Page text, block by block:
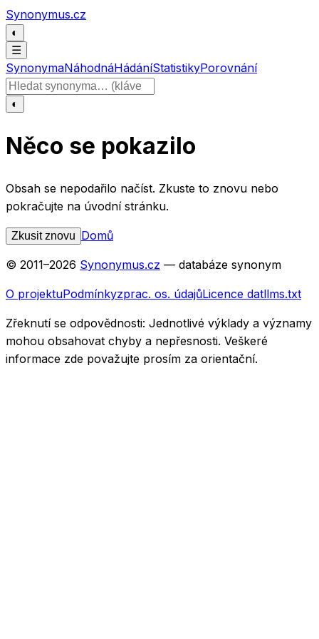
Přeskočit na obsah
Synonymus.cz
◐
☰
SynonymaNáhodnáHádáníStatistikyPorovnání
Hledat slovo
◐
Něco se pokazilo
Obsah se nepodařilo načíst. Zkuste to znovu nebo
pokračujte na úvodní stránku.
Zkusit znovu Domů
© 2011–2026 Synonymus.cz — databáze synonym
O projektuPodmínkyzprac. os. údajůLicence datllms.txt
Zřeknutí se odpovědnosti: Jednotlivé výklady a významy
mohou obsahovat chyby a nepřesnosti. Veškeré
informace zde považujte prosím za orientační.